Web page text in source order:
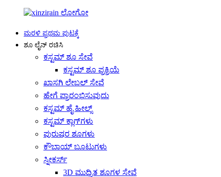
ಮರಳಿ ಪ್ರಥಮ ಪುಟಕ್ಕೆ
ಶೂ ಲೈನ್ ರಚಿಸಿ
ಕಸ್ಟಮ್ ಶೂ ಸೇವೆ
ಕಸ್ಟಮ್ ಶೂ ಪ್ರಕ್ರಿಯೆ
ಖಾಸಗಿ ಲೇಬಲ್ ಸೇವೆ
ಹೇಗೆ ಪ್ರಾರಂಭಿಸುವುದು
ಕಸ್ಟಮ್ ಹೈ ಹೀಲ್ಸ್
ಕಸ್ಟಮ್ ಕ್ಲಾಗ್‌ಗಳು
ಪುರುಷರ ಶೂಗಳು
ಕೌಬಾಯ್ ಬೂಟುಗಳು
ಸ್ನೀಕರ್ಸ್
3D ಮುದ್ರಿತ ಶೂಗಳ ಸೇವೆ